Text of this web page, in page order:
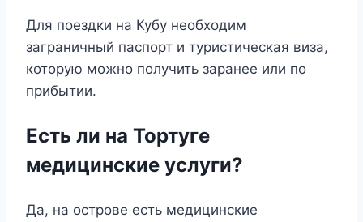
Для поездки на Кубу необходим
заграничный паспорт и туристическая виза,
которую можно получить заранее или по
прибытии.
Есть ли на Тортуге
медицинские услуги?
Да, на острове есть медицинские